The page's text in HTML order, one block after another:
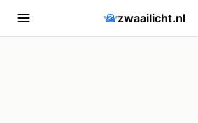
zwaailicht.nl